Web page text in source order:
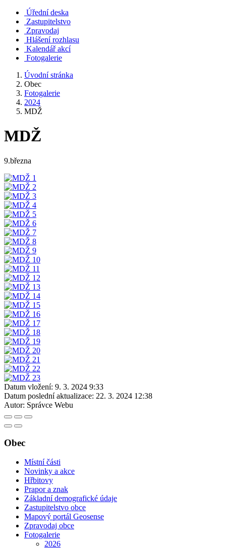
Úřední deska
Zastupitelstvo
Zpravodaj
Hlášení rozhlasu
Kalendář akcí
Fotogalerie
Úvodní stránka
Obec
Fotogalerie
2024
MDŽ
MDŽ
9.března
Datum vložení: 9. 3. 2024 9:33
Datum poslední aktualizace: 22. 3. 2024 12:38
Autor: Správce Webu
Obec
Místní části
Novinky a akce
Hřbitovy
Prapor a znak
Základní demografické údaje
Zastupitelstvo obce
Mapový portál Geosense
Zpravodaj obce
Fotogalerie
2026